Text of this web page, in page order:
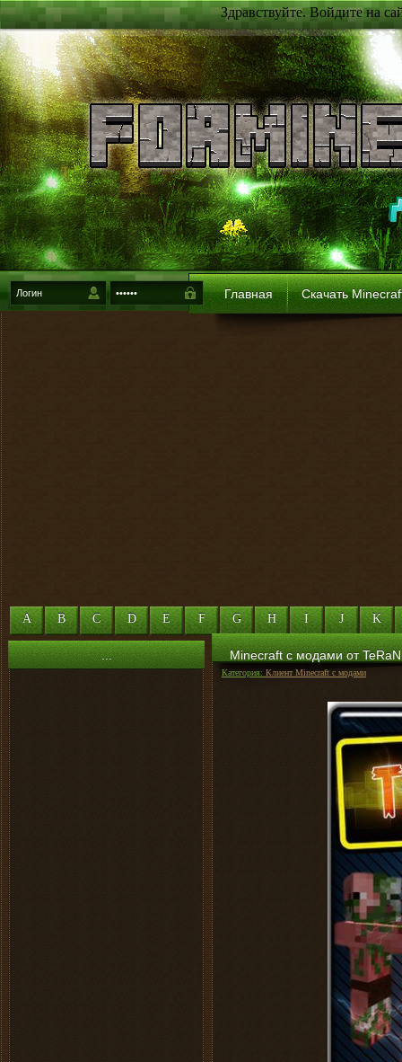
Здравствуйте. Войдите на
Главная Скачать
A B C D E F G H I J K
... Minecraft с модами от
Категория: Клиент Minecraft с модами